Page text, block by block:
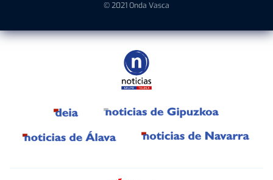
© 2021 Onda Vasca